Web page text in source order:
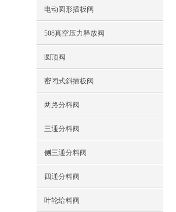
电动圆形插板阀
508真空压力释放阀
圆顶阀
密闭式斜插板阀
两路分料阀
三通分料阀
侧三通分料阀
四通分料阀
叶轮给料阀